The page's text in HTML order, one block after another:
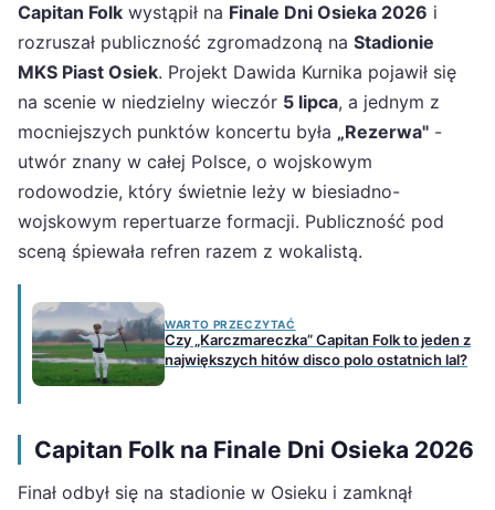
Capitan Folk wystąpił na Finale Dni Osieka 2026 i
rozruszał publiczność zgromadzoną na Stadionie
MKS Piast Osiek. Projekt Dawida Kurnika pojawił się
na scenie w niedzielny wieczór 5 lipca, a jednym z
mocniejszych punktów koncertu była „Rezerwa" -
utwór znany w całej Polsce, o wojskowym
rodowodzie, który świetnie leży w biesiadno-
wojskowym repertuarze formacji. Publiczność pod
sceną śpiewała refren razem z wokalistą.
WARTO PRZECZYTAĆ
Czy „Karczmareczka” Capitan Folk to jeden z
największych hitów disco polo ostatnich lal?
Capitan Folk na Finale Dni Osieka 2026
Finał odbył się na stadionie w Osieku i zamknął